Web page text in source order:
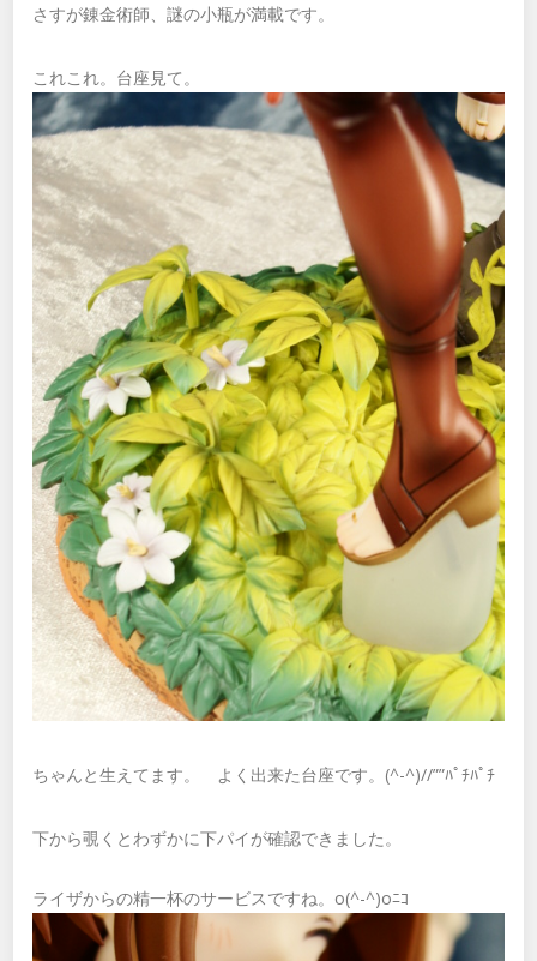
さすが錬金術師、謎の小瓶が満載です。
これこれ。台座見て。
ちゃんと生えてます。 よく出来た台座です。(^-^)//””ﾊﾟﾁﾊﾟﾁ
下から覗くとわずかに下パイが確認できました。
ライザからの精一杯のサービスですね。o(^-^)oﾆｺ